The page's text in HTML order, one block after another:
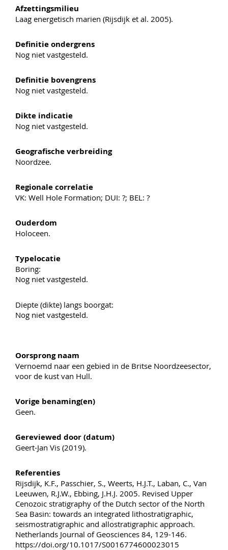
Afzettingsmilieu
Laag energetisch marien (Rijsdijk et al. 2005).
Definitie ondergrens
Nog niet vastgesteld.
Definitie bovengrens
Nog niet vastgesteld.
Dikte indicatie
Nog niet vastgesteld.
Geografische verbreiding
Noordzee.
Regionale correlatie
VK: Well Hole Formation; DUI: ?; BEL: ?
Ouderdom
Holoceen.
Typelocatie
Boring:
Nog niet vastgesteld.
Diepte (dikte) langs boorgat:
Nog niet vastgesteld.
Oorsprong naam
Vernoemd naar een gebied in de Britse Noordzeesector,
voor de kust van Hull.
Vorige benaming(en)
Geen.
Gereviewed door (datum)
Geert-Jan Vis (2019).
Referenties
Rijsdijk, K.F., Passchier, S., Weerts, H.J.T., Laban, C., Van
Leeuwen, R.J.W., Ebbing, J.H.J. 2005. Revised Upper
Cenozoic stratigraphy of the Dutch sector of the North
Sea Basin: towards an integrated lithostratigraphic,
seismostratigraphic and allostratigraphic approach.
Netherlands Journal of Geosciences 84, 129-146.
https://doi.org/10.1017/S0016774600023015